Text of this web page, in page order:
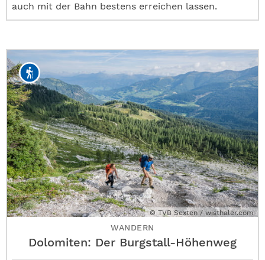
auch mit der Bahn bestens erreichen lassen.
© TVB Sexten / wisthaler.com
WANDERN
Dolomiten: Der Burgstall-Höhenweg